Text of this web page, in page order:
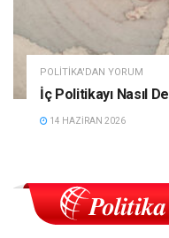
POLITIKA'DAN YORUM
İç Politikayı Nasıl
14 HAZIRAN 2026